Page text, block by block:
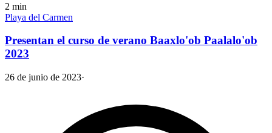
2 min
Playa del Carmen
Presentan el curso de verano Baaxlo'ob Paalalo'ob
2023
26 de junio de 2023·